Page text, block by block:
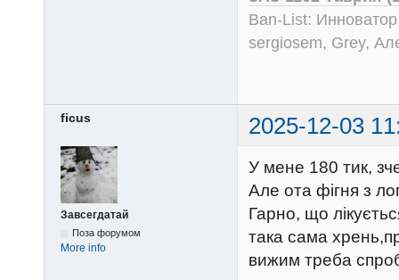
Ban-List:
sergiosem, Grey,
ficus 2025-12-03
Завсегдатай
Поза форумом
More info
У мене 180 тик,
Але ота фігня з
Гарно, що
така сама
вижим треба